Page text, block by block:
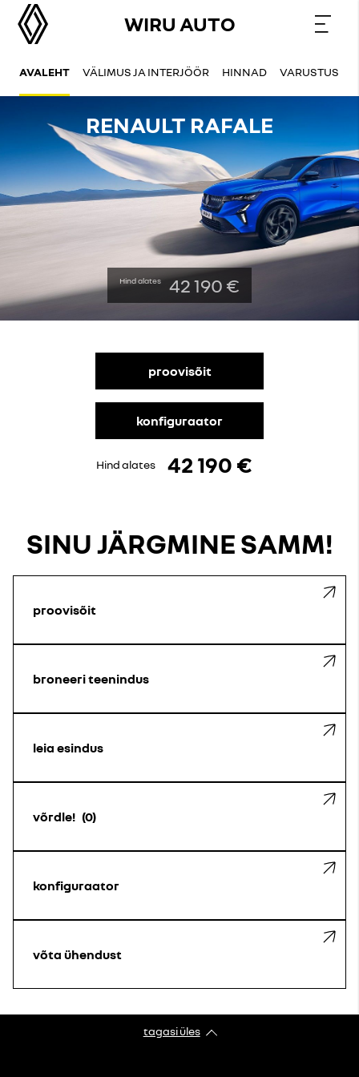
WIRU AUTO
AVALEHT VÄLIMUS JA INTERJÖÖR HINNAD VARUSTUS
RENAULT RAFALE
Hind alates 42 190 €
proovisõit
konfiguraator
Hind alates 42 190 €
SINU JÄRGMINE SAMM!
proovisõit
broneeri teenindus
leia esindus
võrdle! 0
konfiguraator
võta ühendust
tagasi üles